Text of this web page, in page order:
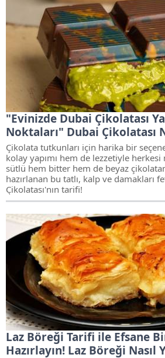
"Evinizde Dubai Çikolatası
Noktaları" Dubai Çikolatası
Çikolata tutkunları için harika bir
kolay yapımı hem de lezzetiyle
sütlü hem bitter hem de beyaz
hazırlanan bu tatlı, kalp ve damakları
Çikolatası'nın tarifi!
Laz Böreği Tarifi ile Efsane
Hazırlayın! Laz Böreği Nasıl